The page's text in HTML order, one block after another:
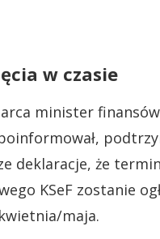
w czasie
minister
deklaracje, że
KSeF zostanie
maja.